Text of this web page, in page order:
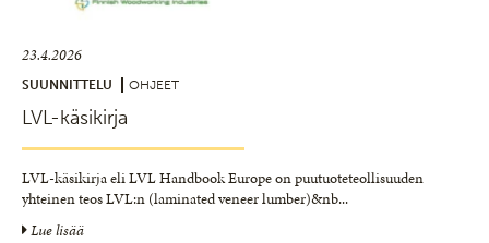
23.4.2026
SUUNNITTELU OHJEET
LVL-käsikirja
LVL-käsikirja eli LVL Handbook Europe on puutuoteteollisuuden
yhteinen teos LVL:n (laminated veneer lumber)&nb...
Lue lisää